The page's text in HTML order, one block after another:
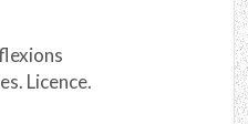
Licence.